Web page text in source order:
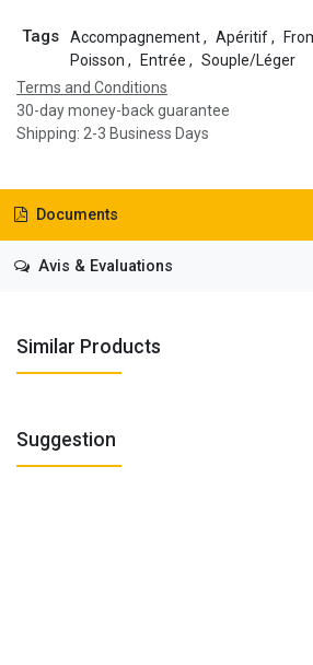
Tags Accompagnement, Apéritif,
Poisson , Entrée , Souple/Léger
Terms and Conditions
30-day money-back guarantee
Shipping: 2-3 Business Days
Documents
Avis & Evaluations
Similar Products
Suggestion